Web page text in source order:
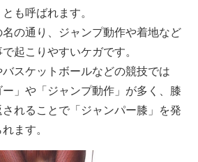
も呼ばれます。
の通り、ジャンプ動作や着地など
起こりやすいケガです。
スケットボールなどの競技では
ー」や「ジャンプ動作」が多く、膝
れることで「ジャンパー膝」を発
ます。